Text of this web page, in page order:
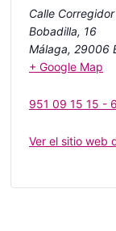
Calle
Bobadilla, 16
Málaga, 29006
+ Google Map
951 09 15 15 -
Ver el sitio web